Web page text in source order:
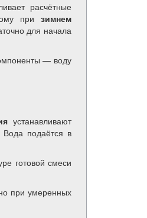
расчётные
при зимнем
для начала
— воду
устанавливают
подаётся в
готовой смеси
при умеренных